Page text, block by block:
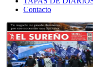
Contacto